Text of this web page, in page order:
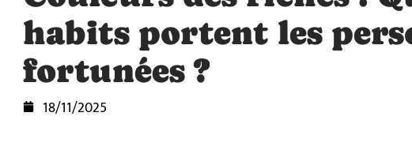
habits portent les
fortunées ?
18/11/2025